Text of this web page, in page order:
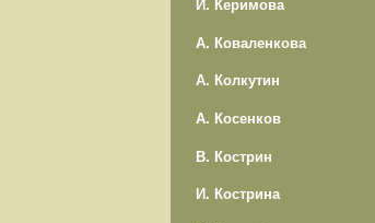
И. Керимова
А. Коваленкова
А. Колкутин
А. Косенков
В. Кострин
И. Кострина